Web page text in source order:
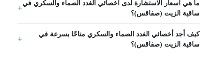
ما هي أسعار الاستشارة لدى أخصائي الغدد الصماء والسكري في
ساقية الزيت (صفاقس)؟
كيف أجد أخصائي الغدد الصماء والسكري متاحًا بسرعة في
ساقية الزيت (صفاقس)؟